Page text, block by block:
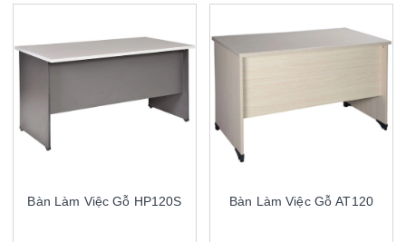
Bàn Làm Việc Gỗ HP120S Bàn Làm Việc Gỗ AT120